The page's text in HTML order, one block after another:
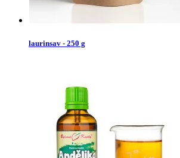
laurinsav - 250 g